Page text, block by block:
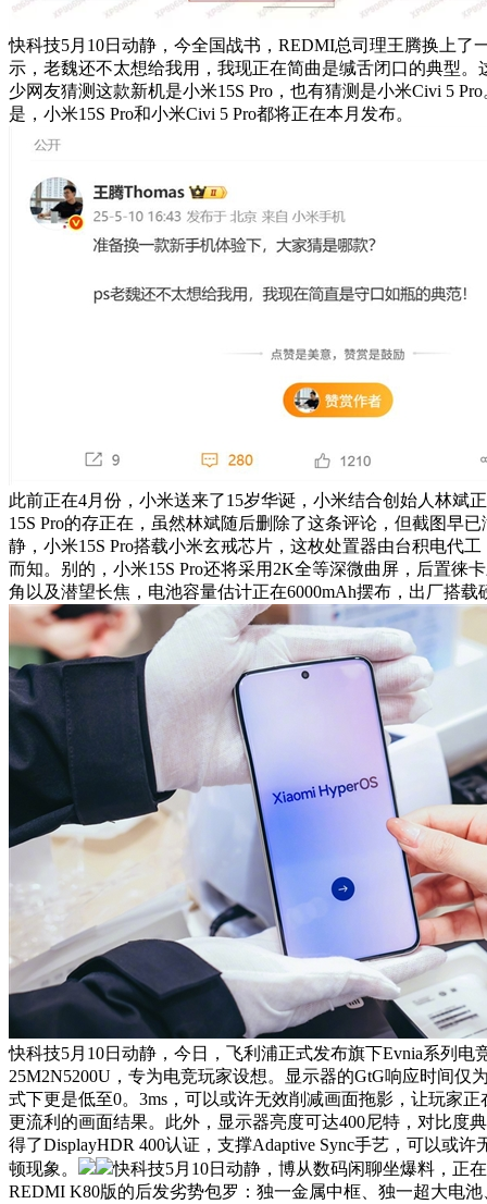
快科技5月10日动静，今全国战书，REDMI总司理王腾换上了
示，老魏还不太想给我用，我现正在简曲是缄舌闭口的典型。
少网友猜测这款新机是小米15S Pro，也有猜测是小米Civi 5
是，小米15S Pro和小米Civi 5 Pro都将正在本月发布。
此前正在4月份，小米送来了15岁华诞，小米结合创始人林斌
15S Pro的存正在，虽然林斌随后删除了这条评论，但截图早
静，小米15S Pro搭载小米玄戒芯片，这枚处置器由台积电代
而知。别的，小米15S Pro还将采用2K全等深微曲屏，后置徕
角以及潜望长焦，电池容量估计正在6000mAh摆布，出厂搭载
快科技5月10日动静，今日，飞利浦正式发布旗下Evnia系列电
25M2N5200U，专为电竞玩家设想。显示器的GtG响应时间仅
式下更是低至0。3ms，可以或许无效削减画面拖影，让玩家
更流利的画面结果。此外，显示器亮度可达400尼特，对比度
得了DisplayHDR 400认证，支撑Adaptive Sync手艺，可以或
顿现象。
快科技5月10日动静，博从数码闲聊坐爆料，正
REDMI K80版的后发劣势包罗：独一金属中框、独一超大电